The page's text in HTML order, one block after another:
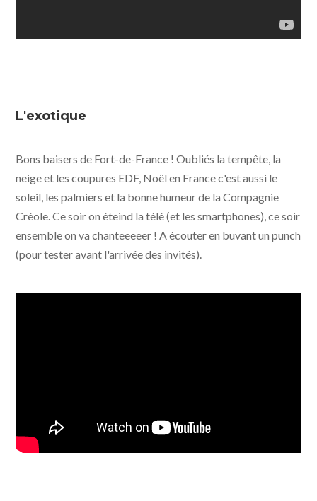
L'exotique
Bons baisers de Fort-de-France ! Oubliés la tempête, la
neige et les coupures EDF, Noël en France c'est aussi le
soleil, les palmiers et la bonne humeur de la Compagnie
Créole. Ce soir on éteind la télé (et les smartphones), ce soir
ensemble on va chanteeeeer ! A écouter en buvant un punch
(pour tester avant l'arrivée des invités).